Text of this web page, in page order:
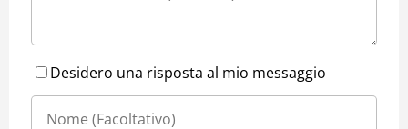
Desidero una risposta al mio messaggio